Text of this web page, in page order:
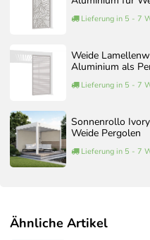
IVORY
Aufbauanleitung ist für Ihr
Dokumente zum Artikel
Montageanleitung
Sollten Sie den Aufbau
bieten wir Ihnen auf
Aufbauservice an.
Untergrund und
Lieferung in 5 - 7
Weide
Aluminium als
Lieferung in 5 - 7
Sonnenrollo
Weide Pergolen
Lieferung in 5 - 7
Ähnliche Artikel